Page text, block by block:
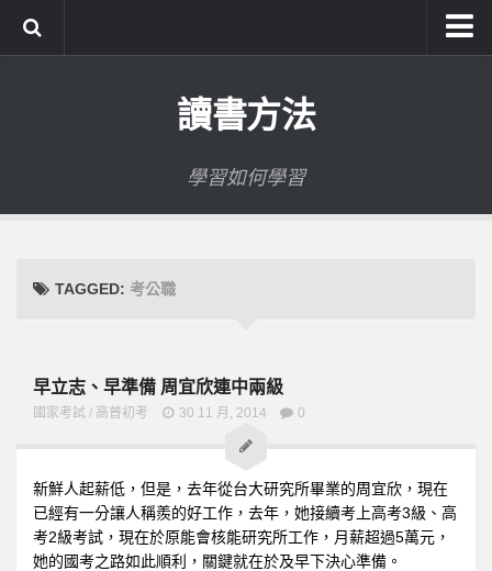
讀書方法
學習如何學習
TAGGED: 考公職
早立志、早準備 周宜欣連中兩級
國家考試 / 高普初考 30 11 月, 2014 0
新鮮人起薪低，但是，去年從台大研究所畢業的周宜欣，現在
已經有一分讓人稱羨的好工作，去年，她接續考上高考3級、高
考2級考試，現在於原能會核能研究所工作，月薪超過5萬元，
她的國考之路如此順利，關鍵就在於及早下決心準備。